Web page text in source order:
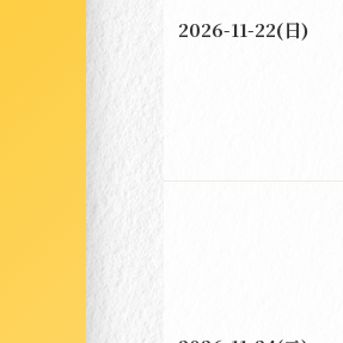
2026-11-22(日)